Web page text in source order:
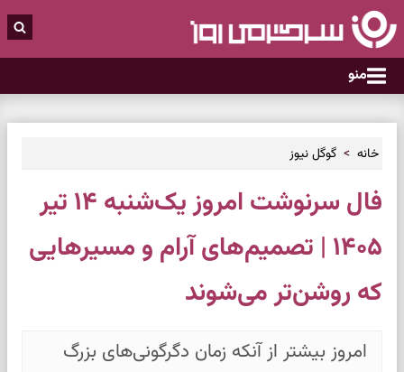
منو
خانه گوگل نیوز
فال سرنوشت امروز یک‌شنبه ۱۴ تیر
۱۴۰۵ | تصمیم‌های آرام و مسیرهایی
که روشن‌تر می‌شوند
امروز بیشتر از آنکه زمان دگرگونی‌های بزرگ